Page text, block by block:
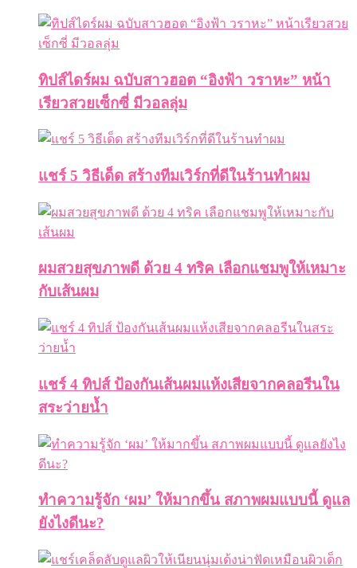
ทิปส์ไดร์ผม ฉบับสาวฮอต “อิงฟ้า วราหะ” หน้า
เรียวสวยเซ็กซี่ มีวอลลุ่ม
แชร์ 5 วิธีเด็ด สร้างทีมเวิร์กที่ดีในร้านทำผม
ผมสวยสุขภาพดี ด้วย 4 ทริค เลือกแชมพูให้เหมาะ
กับเส้นผม
แชร์ 4 ทิปส์ ป้องกันเส้นผมแห้งเสียจากคลอรีนใน
สระว่ายน้ำ
ทำความรู้จัก ‘ผม’ ให้มากขึ้น สภาพผมแบบนี้ ดูแล
ยังไงดีนะ?